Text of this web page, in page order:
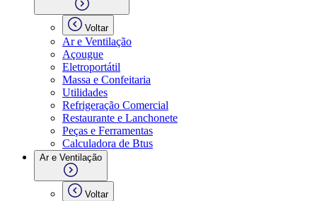
Voltar
Ar e Ventilação
Açougue
Eletroportátil
Massa e Confeitaria
Utilidades
Refrigeração Comercial
Restaurante e Lanchonete
Peças e Ferramentas
Calculadora de Btus
Ar e Ventilação
Voltar